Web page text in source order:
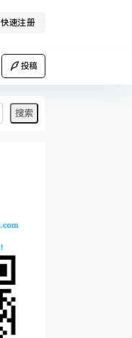
快速注册
投稿